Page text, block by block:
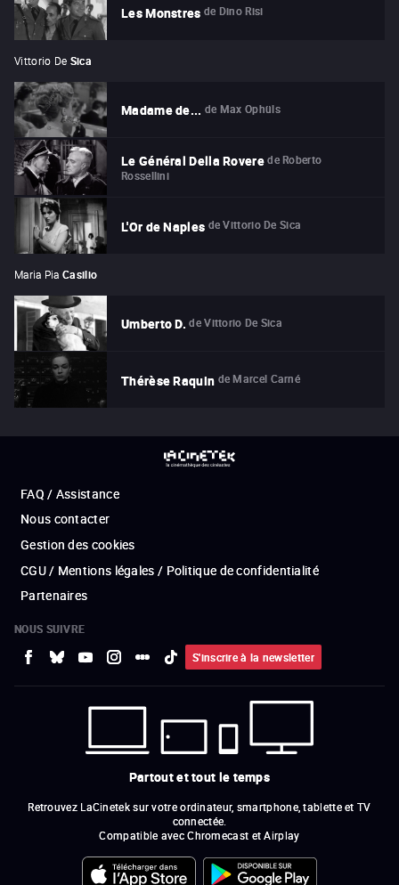
Les Monstres de Dino Risi
Vittorio De Sica
Madame de... de Max Ophüls
Le Général Della Rovere de Roberto
Rossellini
L'Or de Naples de Vittorio De Sica
Maria Pia Casilio
Umberto D. de Vittorio De Sica
Thérèse Raquin de Marcel Carné
FAQ / Assistance
Nous contacter
Gestion des cookies
CGU / Mentions légales / Politique de confidentialité
Partenaires
NOUS SUIVRE
S'inscrire à la newsletter
Partout et tout le temps
Retrouvez LaCinetek sur votre ordinateur, smartphone, tablette et TV
connectée.
Compatible avec Chromecast et Airplay